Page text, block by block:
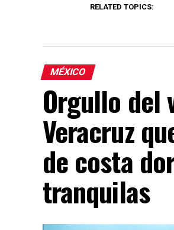
RELATED TOPICS:
MÉXICO
Orgullo del
Veracruz
de costa
tranquilas